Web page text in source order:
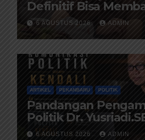
Definitif Bisa
Komunikasi Antara
Eksekutif dan
6 AGUSTUS 2026 ADMIN
ARTIKEL PEKANBARU POLITIK
Pandangan
Politik Dr.
Tentang Buku Dr.
6 AGUSTUS 2026 ADMIN